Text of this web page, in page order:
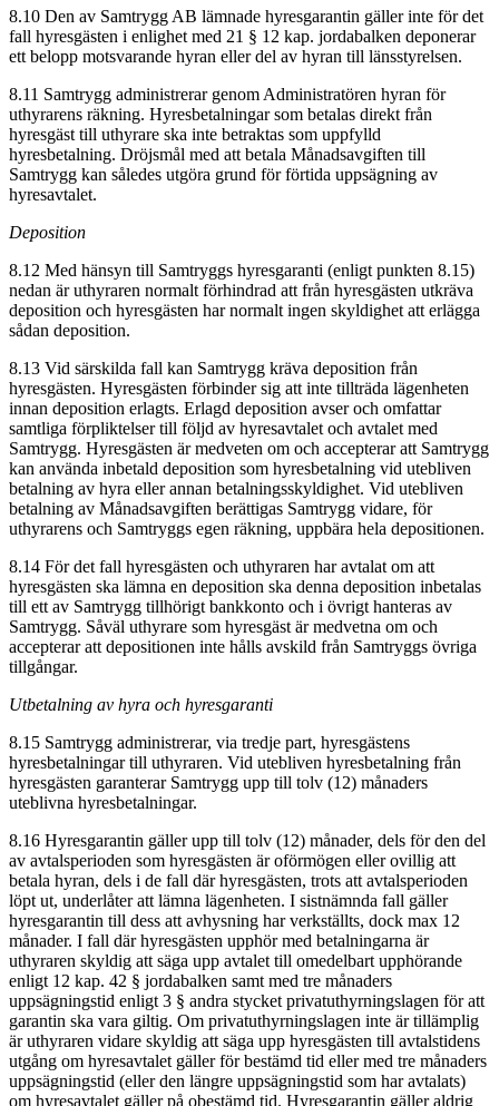
8.10 Den av Samtrygg AB lämnade hyresgarantin gäller inte för det
fall hyresgästen i enlighet med 21 § 12 kap. jordabalken deponerar
ett belopp motsvarande hyran eller del av hyran till länsstyrelsen.
8.11 Samtrygg administrerar genom Administratören hyran för
uthyrarens räkning. Hyresbetalningar som betalas direkt från
hyresgäst till uthyrare ska inte betraktas som uppfylld
hyresbetalning. Dröjsmål med att betala Månadsavgiften till
Samtrygg kan således utgöra grund för förtida uppsägning av
hyresavtalet.
Deposition
8.12 Med hänsyn till Samtryggs hyresgaranti (enligt punkten 8.15)
nedan är uthyraren normalt förhindrad att från hyresgästen utkräva
deposition och hyresgästen har normalt ingen skyldighet att erlägga
sådan deposition.
8.13 Vid särskilda fall kan Samtrygg kräva deposition från
hyresgästen. Hyresgästen förbinder sig att inte tillträda lägenheten
innan deposition erlagts. Erlagd deposition avser och omfattar
samtliga förpliktelser till följd av hyresavtalet och avtalet med
Samtrygg. Hyresgästen är medveten om och accepterar att Samtrygg
kan använda inbetald deposition som hyresbetalning vid utebliven
betalning av hyra eller annan betalningsskyldighet. Vid utebliven
betalning av Månadsavgiften berättigas Samtrygg vidare, för
uthyrarens och Samtryggs egen räkning, uppbära hela depositionen.
8.14 För det fall hyresgästen och uthyraren har avtalat om att
hyresgästen ska lämna en deposition ska denna deposition inbetalas
till ett av Samtrygg tillhörigt bankkonto och i övrigt hanteras av
Samtrygg. Såväl uthyrare som hyresgäst är medvetna om och
accepterar att depositionen inte hålls avskild från Samtryggs övriga
tillgångar.
Utbetalning av hyra och hyresgaranti
8.15 Samtrygg administrerar, via tredje part, hyresgästens
hyresbetalningar till uthyraren. Vid utebliven hyresbetalning från
hyresgästen garanterar Samtrygg upp till tolv (12) månaders
uteblivna hyresbetalningar.
8.16 Hyresgarantin gäller upp till tolv (12) månader, dels för den del
av avtalsperioden som hyresgästen är oförmögen eller ovillig att
betala hyran, dels i de fall där hyresgästen, trots att avtalsperioden
löpt ut, underlåter att lämna lägenheten. I sistnämnda fall gäller
hyresgarantin till dess att avhysning har verkställts, dock max 12
månader. I fall där hyresgästen upphör med betalningarna är
uthyraren skyldig att säga upp avtalet till omedelbart upphörande
enligt 12 kap. 42 § jordabalken samt med tre månaders
uppsägningstid enligt 3 § andra stycket privatuthyrningslagen för att
garantin ska vara giltig. Om privatuthyrningslagen inte är tillämplig
är uthyraren vidare skyldig att säga upp hyresgästen till avtalstidens
utgång om hyresavtalet gäller för bestämd tid eller med tre månaders
uppsägningstid (eller den längre uppsägningstid som har avtalats)
om hyresavtalet gäller på obestämd tid. Hyresgarantin gäller aldrig